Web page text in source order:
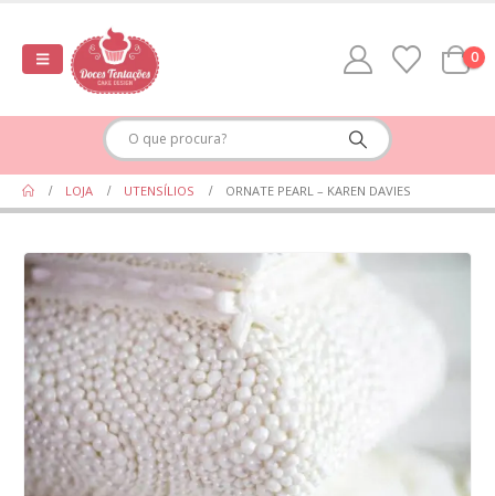
0
LOJA UTENSÍLIOS ORNATE PEARL – KAREN DAVIES